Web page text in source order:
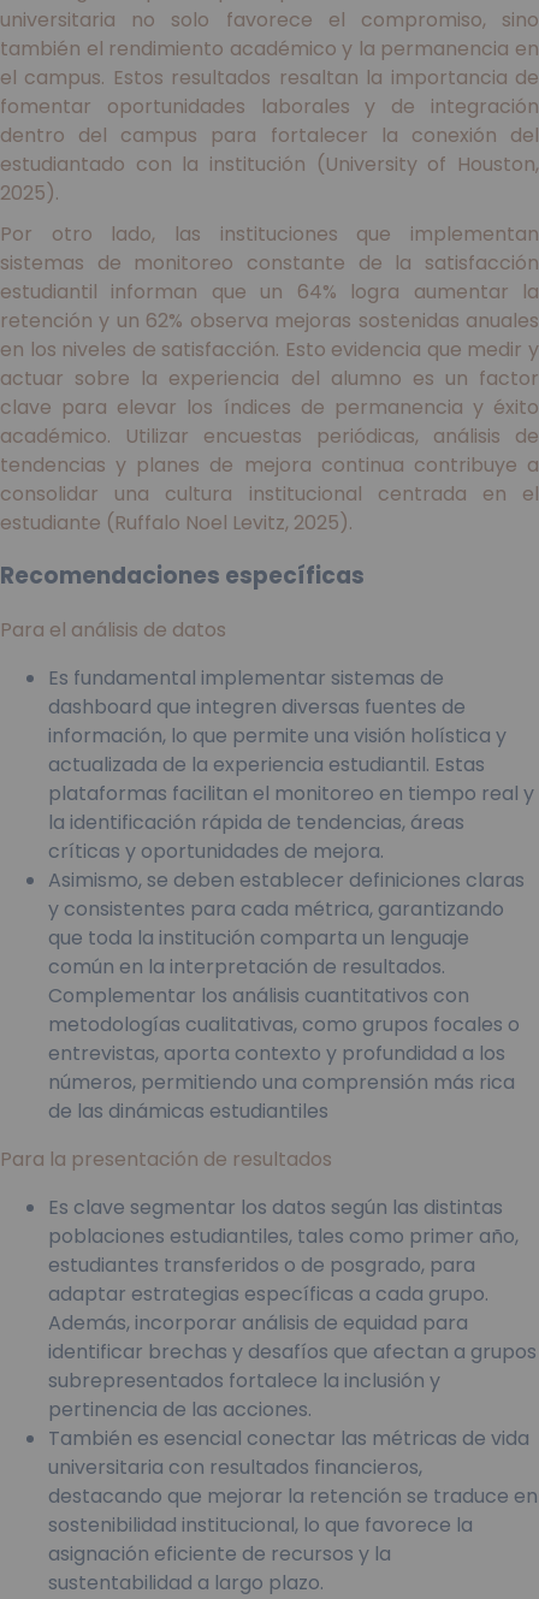
universitaria no solo favorece el compromiso, sino
también el rendimiento académico y la permanencia en
el campus. Estos resultados resaltan la importancia de
fomentar oportunidades laborales y de integración
dentro del campus para fortalecer la conexión del
estudiantado con la institución (University of Houston,
2025).
Por otro lado, las instituciones que implementan
sistemas de monitoreo constante de la satisfacción
estudiantil informan que un 64% logra aumentar la
retención y un 62% observa mejoras sostenidas anuales
en los niveles de satisfacción. Esto evidencia que medir y
actuar sobre la experiencia del alumno es un factor
clave para elevar los índices de permanencia y éxito
académico. Utilizar encuestas periódicas, análisis de
tendencias y planes de mejora continua contribuye a
consolidar una cultura institucional centrada en el
estudiante (Ruffalo Noel Levitz, 2025).
Recomendaciones específicas
Para el análisis de datos
Es fundamental implementar sistemas de
dashboard que integren diversas fuentes de
información, lo que permite una visión holística y
actualizada de la experiencia estudiantil. Estas
plataformas facilitan el monitoreo en tiempo real y
la identificación rápida de tendencias, áreas
críticas y oportunidades de mejora.
Asimismo, se deben establecer definiciones claras
y consistentes para cada métrica, garantizando
que toda la institución comparta un lenguaje
común en la interpretación de resultados.
Complementar los análisis cuantitativos con
metodologías cualitativas, como grupos focales o
entrevistas, aporta contexto y profundidad a los
números, permitiendo una comprensión más rica
de las dinámicas estudiantiles
Para la presentación de resultados
Es clave segmentar los datos según las distintas
poblaciones estudiantiles, tales como primer año,
estudiantes transferidos o de posgrado, para
adaptar estrategias específicas a cada grupo.
Además, incorporar análisis de equidad para
identificar brechas y desafíos que afectan a grupos
subrepresentados fortalece la inclusión y
pertinencia de las acciones.
También es esencial conectar las métricas de vida
universitaria con resultados financieros,
destacando que mejorar la retención se traduce en
sostenibilidad institucional, lo que favorece la
asignación eficiente de recursos y la
sustentabilidad a largo plazo.